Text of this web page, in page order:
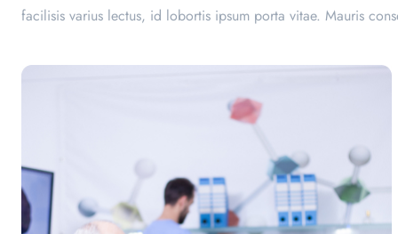
facilisis varius lectus, id lobortis ipsum porta vitae. Mauris